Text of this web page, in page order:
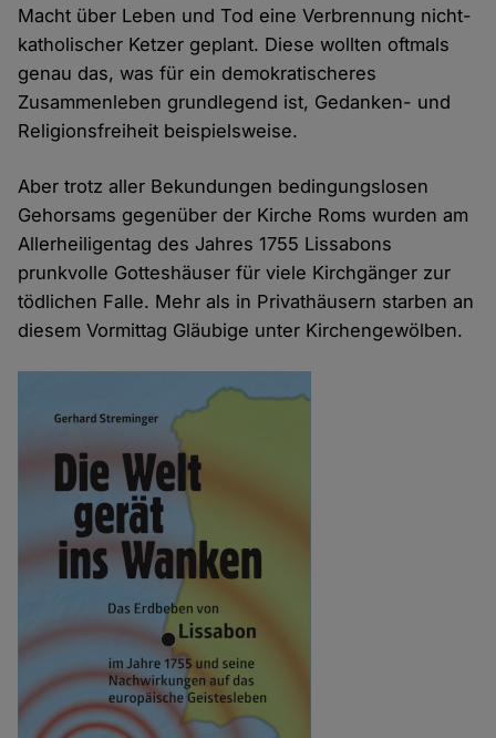
Macht über Leben und Tod eine Verbrennung nicht-
katholischer Ketzer geplant. Diese wollten oftmals
genau das, was für ein demokratischeres
Zusammenleben grundlegend ist, Gedanken- und
Religionsfreiheit beispielsweise.
Aber trotz aller Bekundungen bedingungslosen
Gehorsams gegenüber der Kirche Roms wurden am
Allerheiligentag des Jahres 1755 Lissabons
prunkvolle Gotteshäuser für viele Kirchgänger zur
tödlichen Falle. Mehr als in Privathäusern starben an
diesem Vormittag Gläubige unter Kirchengewölben.